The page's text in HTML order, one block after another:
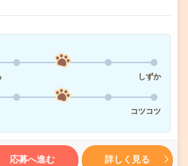
しずか
コツコツ
応募へ進む 詳しく見る